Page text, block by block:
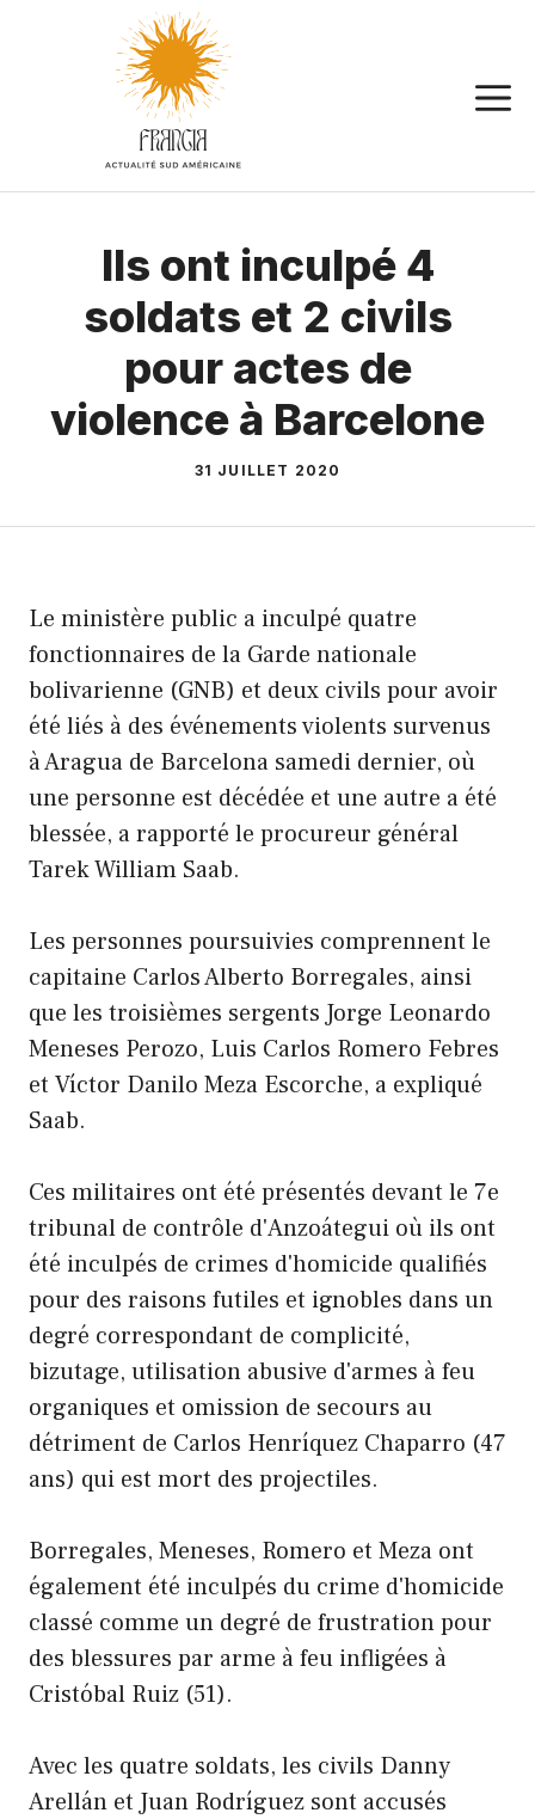
Ils ont inculpé 4
soldats et 2 civils
pour actes de
violence à Barcelone
31 JUILLET 2020
Le ministère public a inculpé quatre
fonctionnaires de la Garde nationale
bolivarienne (GNB) et deux civils pour avoir
été liés à des événements violents survenus
à Aragua de Barcelona samedi dernier, où
une personne est décédée et une autre a été
blessée, a rapporté le procureur général
Tarek William Saab.
Les personnes poursuivies comprennent le
capitaine Carlos Alberto Borregales, ainsi
que les troisièmes sergents Jorge Leonardo
Meneses Perozo, Luis Carlos Romero Febres
et Víctor Danilo Meza Escorche, a expliqué
Saab.
Ces militaires ont été présentés devant le 7e
tribunal de contrôle d'Anzoátegui où ils ont
été inculpés de crimes d'homicide qualifiés
pour des raisons futiles et ignobles dans un
degré correspondant de complicité,
bizutage, utilisation abusive d'armes à feu
organiques et omission de secours au
détriment de Carlos Henríquez Chaparro (47
ans) qui est mort des projectiles.
Borregales, Meneses, Romero et Meza ont
également été inculpés du crime d'homicide
classé comme un degré de frustration pour
des blessures par arme à feu infligées à
Cristóbal Ruiz (51).
Avec les quatre soldats, les civils Danny
Arellán et Juan Rodríguez sont accusés